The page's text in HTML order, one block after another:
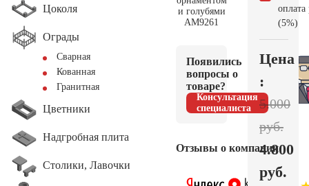
Цоколя
Ограды
Сварная
Кованная
Гранитная
Цветники
Надгробная плита
Столики, Лавочки
Появились
вопросы о
товаре?
Консультация
специалиста
Отзывы о компании
оплата
(5%)
Цена
:
5.000
руб.
4.800
руб.